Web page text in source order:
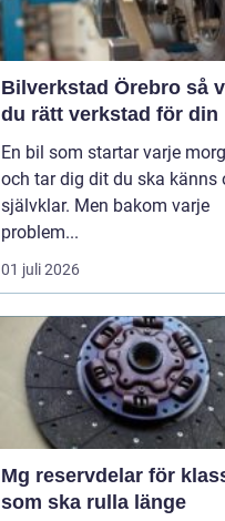
Bilverkstad Örebro så väljer
du rätt verkstad för din
En bil som startar varje
och tar dig dit du ska känns
självklar. Men bakom varje
problem...
01 juli 2026
Mg reservdelar för
som ska rulla länge